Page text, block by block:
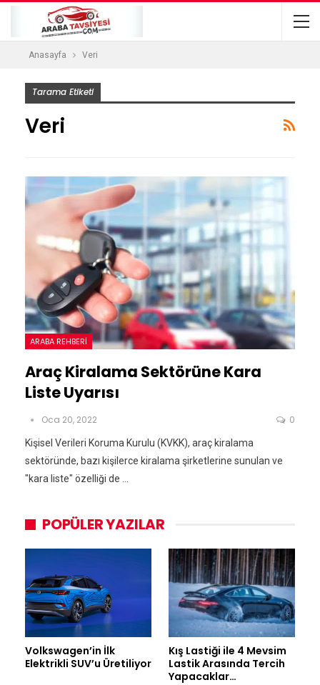
Anasayfa Veri
Tarama Etiketi
Veri
ARABA REHBERI
Araç Kiralama Sektörüne Kara
Liste Uyarısı
Oca 20, 2022 0
Kişisel Verileri Koruma Kurulu (KVKK), araç kiralama
sektöründe, bazı kişilerce kiralama şirketlerine sunulan ve
"kara liste" özelliği de ...
POPÜLER YAZILAR
Volkswagen’in İlk
Elektrikli SUV’u Üretiliyor
Kış Lastiği ile 4 Mevsim
Lastik Arasında Tercih
Yapacaklar…